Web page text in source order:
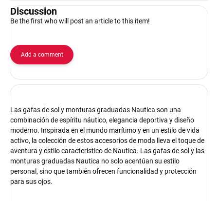
Discussion
Be the first who will post an article to this item!
Add a comment
Las gafas de sol y monturas graduadas Nautica son una
combinación de espíritu náutico, elegancia deportiva y diseño
moderno. Inspirada en el mundo marítimo y en un estilo de vida
activo, la colección de estos accesorios de moda lleva el toque de
aventura y estilo característico de Nautica. Las gafas de sol y las
monturas graduadas Nautica no solo acentúan su estilo
personal, sino que también ofrecen funcionalidad y protección
para sus ojos.